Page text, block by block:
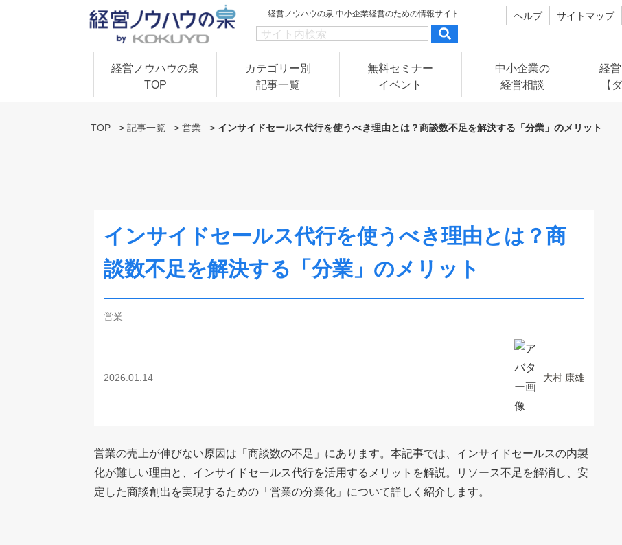
経営ノウハウの泉 中小企業経営のための情報サイト ヘルプ サイトマップ
経営ノウハウの泉
TOP
カテゴリー別
記事一覧
無料セミナー
イベント
中小企業の
経営相談
経
【
TOP > 記事一覧 > 営業 > インサイドセールス代行を使うべき理由とは？商談数不足を解決する「分業」のメリット
インサイドセールス代行を使うべき理由とは？商
談数不足を解決する「分業」のメリット
営業
2026.01.14 大村 康雄
営業の売上が伸びない原因は「商談数の不足」にあります。本記事では、インサイドセールスの内製
化が難しい理由と、インサイドセールス代行を活用するメリットを解説。リソース不足を解消し、安
定した商談創出を実現するための「営業の分業化」について詳しく紹介します。